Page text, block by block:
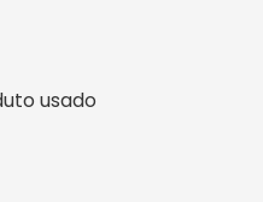
usado